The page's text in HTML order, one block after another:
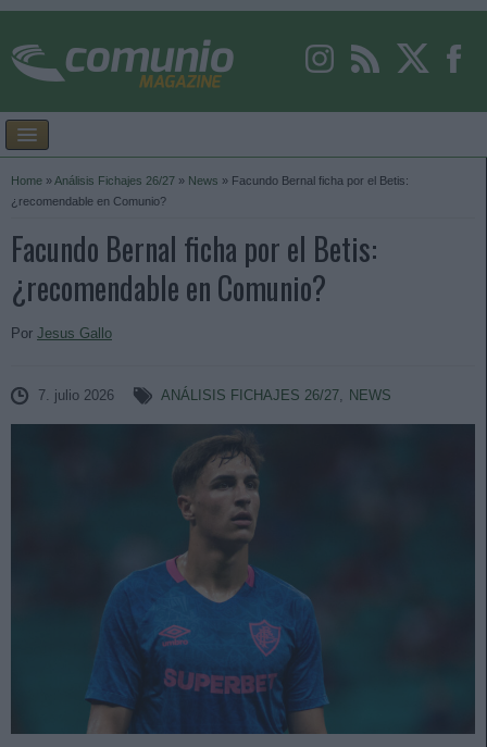
Home »Análisis Fichajes 26/27 » News » Facundo Bernal ficha por el Betis:
¿recomendable en Comunio?
Facundo Bernal ficha por el Betis:
¿recomendable en Comunio?
Por Jesus Gallo
7. julio 2026 ANÁLISIS FICHAJES 26/27, NEWS